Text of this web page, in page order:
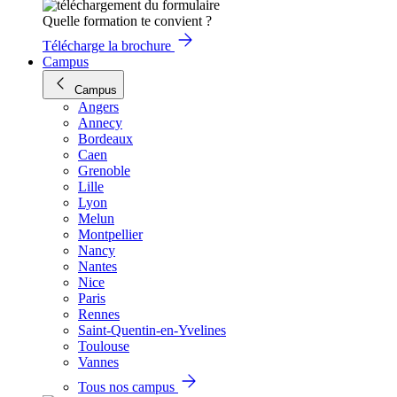
Quelle formation te convient ?
Télécharge la brochure
Campus
Campus
Angers
Annecy
Bordeaux
Caen
Grenoble
Lille
Lyon
Melun
Montpellier
Nancy
Nantes
Nice
Paris
Rennes
Saint-Quentin-en-Yvelines
Toulouse
Vannes
Tous nos campus